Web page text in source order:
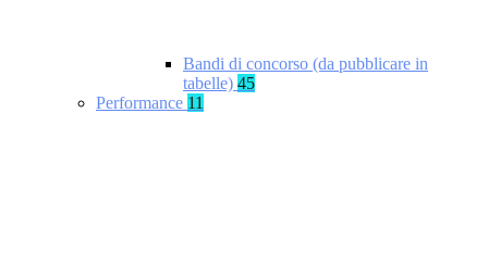
Bandi di concorso (da pubblicare in
tabelle) 45
Performance 11